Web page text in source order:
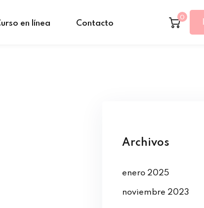
en línea Contacto
0
Archivos
enero 2025
noviembre 2023